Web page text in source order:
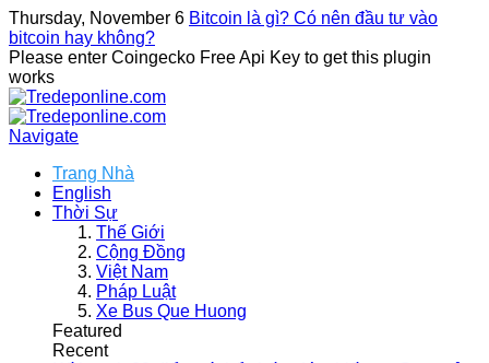
Thursday, November 6 Bitcoin là gì? Có nên đầu tư vào
bitcoin hay không?
Please enter Coingecko Free Api Key to get this plugin
works
Navigate
Trang Nhà
English
Thời Sự
Thế Giới
Cộng Đồng
Việt Nam
Pháp Luật
Xe Bus Que Huong
Featured
Recent